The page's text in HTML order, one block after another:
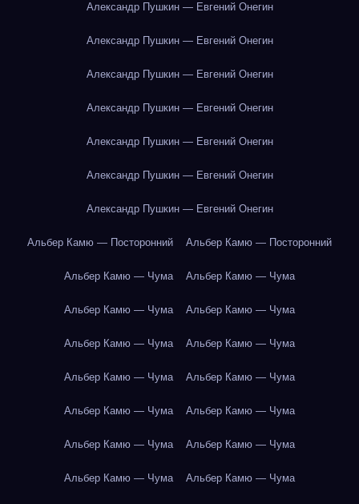
Александр Пушкин — Евгений Онегин
Александр Пушкин — Евгений Онегин
Александр Пушкин — Евгений Онегин
Александр Пушкин — Евгений Онегин
Александр Пушкин — Евгений Онегин
Александр Пушкин — Евгений Онегин
Александр Пушкин — Евгений Онегин
Альбер Камю — Посторонний Альбер Камю — Посторонний
Альбер Камю — Чума Альбер Камю — Чума
Альбер Камю — Чума Альбер Камю — Чума
Альбер Камю — Чума Альбер Камю — Чума
Альбер Камю — Чума Альбер Камю — Чума
Альбер Камю — Чума Альбер Камю — Чума
Альбер Камю — Чума Альбер Камю — Чума
Альбер Камю — Чума Альбер Камю — Чума